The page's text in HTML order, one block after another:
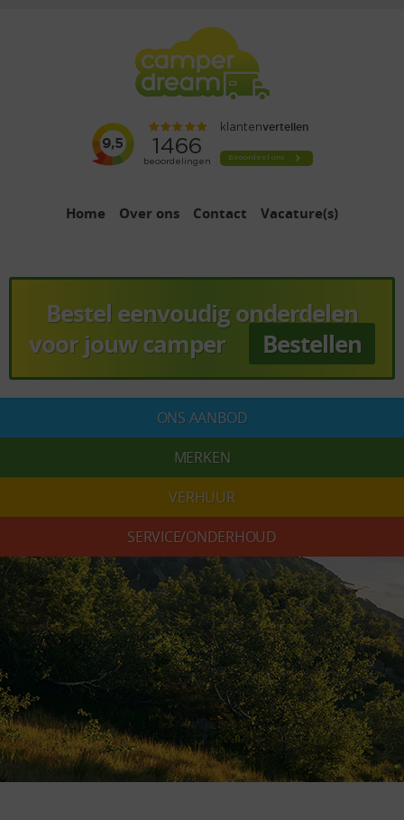
Home Over ons Contact Vacature(s)
Bestel eenvoudig onderdelen
voor jouw camper
Bestellen
ONS AANBOD
MERKEN
VERHUUR
SERVICE/ONDERHOUD